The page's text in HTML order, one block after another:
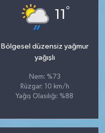
11 °
Bölgesel düzensiz yağmur
yağışlı
Nem: %73
Rüzgar: 10 km/h
Yağış Olasılığı: %88